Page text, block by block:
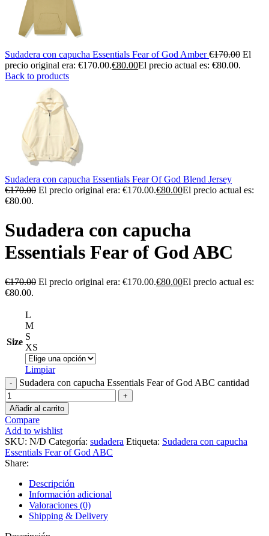
Sudadera con capucha Essentials Fear of God Amber€170.00 El
precio original era: €170.00.€80.00El precio actual es: €80.00.
Back to products
Sudadera con capucha Essentials Fear Of God Blend Jersey
€170.00 El precio original era: €170.00.€80.00El precio actual es:
€80.00.
Sudadera con capucha
Essentials Fear of God ABC
€170.00 El precio original era: €170.00.€80.00El precio actual es:
€80.00.
Size
L
M
S
XS
Limpiar
Sudadera con capucha Essentials Fear of God ABC cantidad
Añadir al carrito
Compare
Add to wishlist
SKU: N/D Categoría: sudadera Etiqueta: Sudadera con capucha
Essentials Fear of God ABC
Share:
Descripción
Información adicional
Valoraciones (0)
Shipping & Delivery